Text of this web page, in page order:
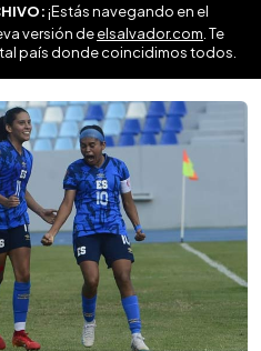
¡Estás navegando en el
versión deelsalvador.com . Te
país donde coincidimos todos.